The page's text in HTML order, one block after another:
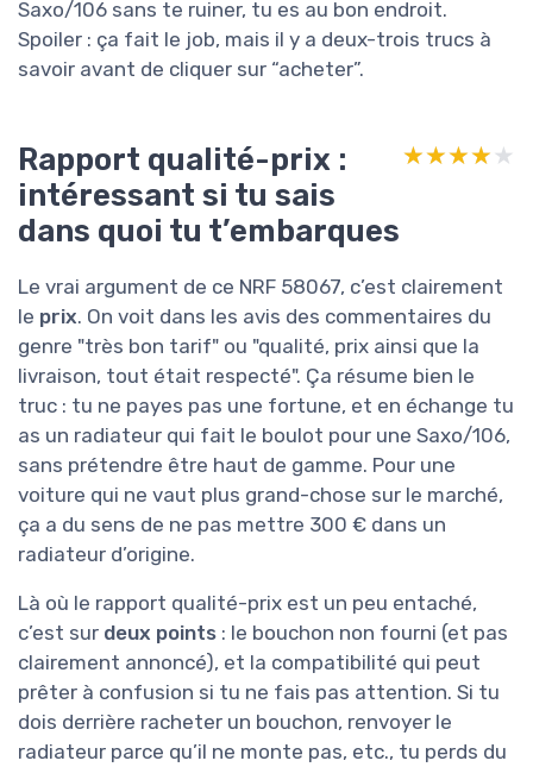
Saxo/106 sans te ruiner, tu es au bon endroit.
Spoiler : ça fait le job, mais il y a deux-trois trucs à
savoir avant de cliquer sur “acheter”.
Rapport qualité-prix :
intéressant si tu sais
dans quoi tu t’embarques
★★★★★
★★★★★
Le vrai argument de ce NRF 58067, c’est clairement
le prix. On voit dans les avis des commentaires du
genre "très bon tarif" ou "qualité, prix ainsi que la
livraison, tout était respecté". Ça résume bien le
truc : tu ne payes pas une fortune, et en échange tu
as un radiateur qui fait le boulot pour une Saxo/106,
sans prétendre être haut de gamme. Pour une
voiture qui ne vaut plus grand-chose sur le marché,
ça a du sens de ne pas mettre 300 € dans un
radiateur d’origine.
Là où le rapport qualité-prix est un peu entaché,
c’est sur deux points : le bouchon non fourni (et pas
clairement annoncé), et la compatibilité qui peut
prêter à confusion si tu ne fais pas attention. Si tu
dois derrière racheter un bouchon, renvoyer le
radiateur parce qu’il ne monte pas, etc., tu perds du